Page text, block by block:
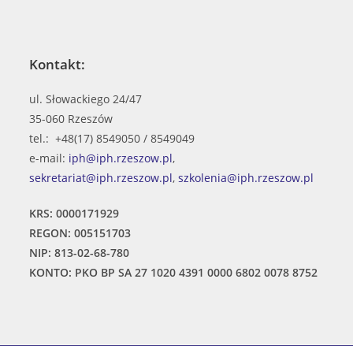
Kontakt:
ul. Słowackiego 24/47
35-060 Rzeszów
tel.: +48(17) 8549050 / 8549049
e-mail: iph@iph.rzeszow.pl,
sekretariat@iph.rzeszow.pl,szkolenia@iph.rzeszow.pl
KRS: 0000171929
REGON: 005151703
NIP: 813-02-68-780
KONTO: PKO BP SA 27 1020 4391 0000 6802 0078 8752